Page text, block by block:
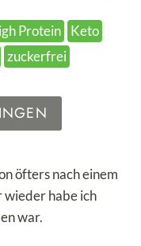
Protein
Keto
zuckerfrei
öfters nach einem
habe ich
war.